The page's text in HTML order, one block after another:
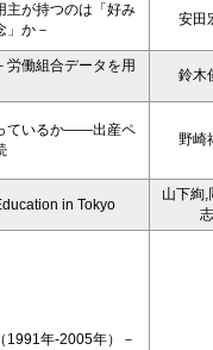
主が持つのは「好み
」か－
安田
労働組合データを用
鈴木
ているか――出産ペ
野崎
in Tokyo
山下絢,
志
1991年-2005年）－